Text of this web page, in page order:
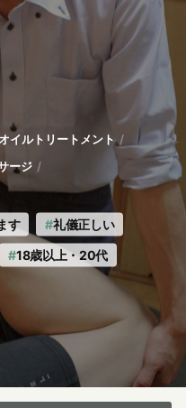
イルトリートメント
ージ
す
礼儀正しい
18歳以上・20代